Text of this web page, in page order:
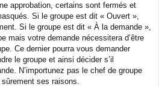
approbation, certains sont fermés et
Si le groupe est dit « Ouvert »,
Si le groupe est dit « À la demande »,
mais votre demande nécessitera d’être
Ce dernier pourra vous demander
le groupe et ainsi décider s’il
N’importunez pas le chef de groupe
ses raisons.